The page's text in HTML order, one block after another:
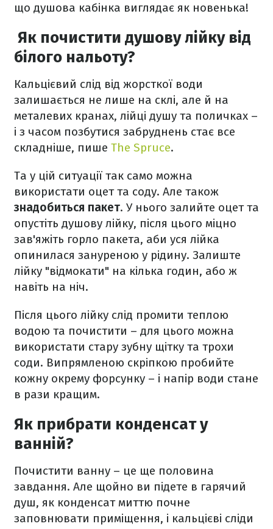
що душова кабінка виглядає як новенька!
Як почистити душову лійку від
білого нальоту?
Кальцієвий слід від жорсткої води
залишається не лише на склі, але й на
металевих кранах, лійці душу та поличках –
і з часом позбутися забруднень стає все
складніше, пише The Spruce.
Та у цій ситуації так само можна
використати оцет та соду. Але також
знадобиться пакет. У нього залийте оцет та
опустіть душову лійку, після цього міцно
зав'яжіть горло пакета, аби уся лійка
опинилася зануреною у рідину. Залиште
лійку "відмокати" на кілька годин, або ж
навіть на ніч.
Після цього лійку слід промити теплою
водою та почистити – для цього можна
використати стару зубну щітку та трохи
соди. Випрямленою скріпкою пробийте
кожну окрему форсунку – і напір води стане
в рази кращим.
Як прибрати конденсат у
ванній?
Почистити ванну – це ще половина
завдання. Але щойно ви підете в гарячий
душ, як конденсат миттю почне
заповнювати приміщення, і кальцієві сліди